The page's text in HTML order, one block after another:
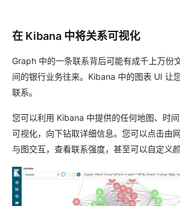
在 Kibana 中将关系可视化
Graph 中的一条联系背后可能有成千上万份
间的银行业务往来。Kibana 中的图表 UI 让
联系。
您可以利用 Kibana 中提供的任何地图、时
可视化，向下钻取详细信息。您可以点击由
与图交互，查看联系强度，甚至可以自定义颜